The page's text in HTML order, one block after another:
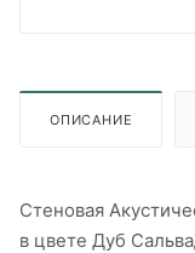
ОПИСАНИЕ
Стеновая
в цвете Дуб